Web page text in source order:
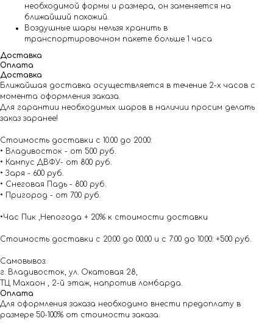
необходимой формы и размера, он заменяется на
ближайший похожий.
Воздушные шары нельзя хранить в
транспортировочном пакете больше 1 часа
Доставка
Оплата
Доставка
Ближайшая доставка осуществляется в течение 2-х часов с
момента оформления заказа.
Для гарантии необходимых шаров в наличии просим делать
заказ заранее!
Стоимость доставки с 10.00 до 20:00:
• Владивосток - от 500 руб.
• Кампус ДВФУ- от 800 руб.
• Заря - 600 руб.
• Снеговая Падь - 800 руб.
• Пригород - от 700 руб.
•Час Пик ,Непогода + 20% к стоимости доставки
Стоимость доставки с 20:00 до 00:00 и с 7:00 до 10:00: +500 руб.
Самовывоз:
г. Владивосток, ул. Окатовая 28,
ТЦ Махаон , 2-й этаж, напротив ломбарда.
Оплата
Для оформления заказа необходимо внести предоплату в
размере 50-100% от стоимости заказа.